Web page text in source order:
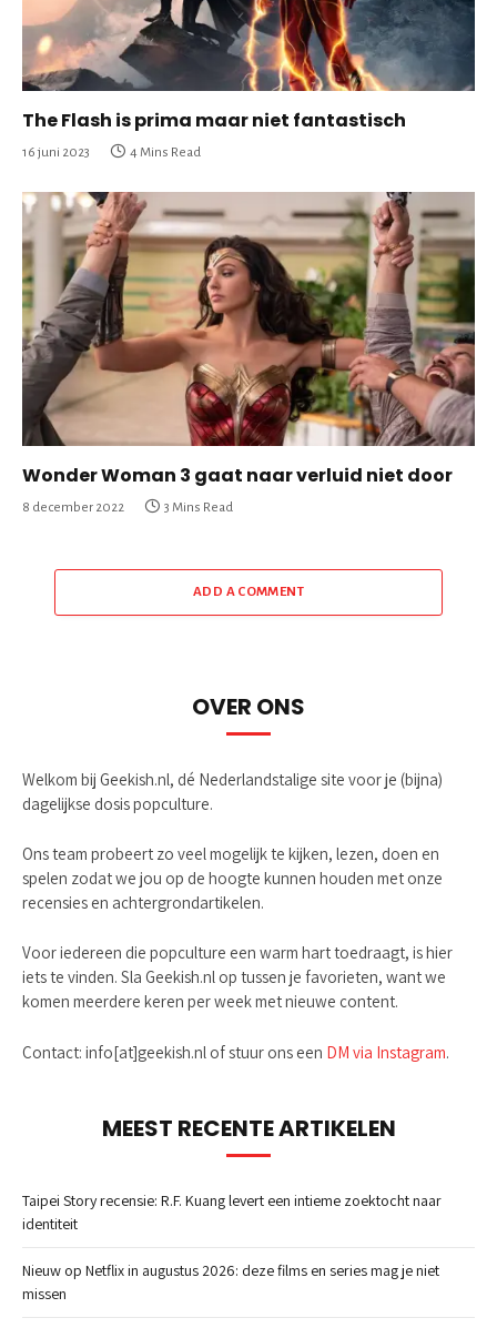
The Flash is prima maar niet fantastisch
16 juni 2023 4 Mins Read
Wonder Woman 3 gaat naar verluid niet door
8 december 2022 3 Mins Read
ADD A COMMENT
OVER ONS
Welkom bij Geekish.nl, dé Nederlandstalige site voor je (bijna)
dagelijkse dosis popculture.
Ons team probeert zo veel mogelijk te kijken, lezen, doen en
spelen zodat we jou op de hoogte kunnen houden met onze
recensies en achtergrondartikelen.
Voor iedereen die popculture een warm hart toedraagt, is hier
iets te vinden. Sla Geekish.nl op tussen je favorieten, want we
komen meerdere keren per week met nieuwe content.
Contact: info[at]geekish.nl of stuur ons een DM via Instagram.
MEEST RECENTE ARTIKELEN
Taipei Story recensie: R.F. Kuang levert een intieme zoektocht naar
identiteit
Nieuw op Netflix in augustus 2026: deze films en series mag je niet
missen